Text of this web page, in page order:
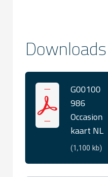
Downloads
G00100
986
Occasion
kaart NL
(1,100 kb)